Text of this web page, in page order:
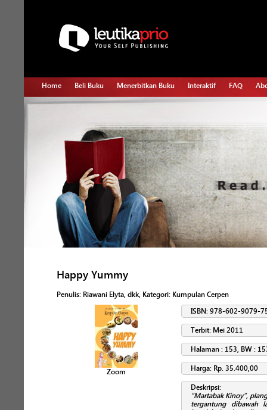
Home Beli Buku Menerbitkan Buku Interaktif FAQ
Happy Yummy
Penulis: Riawani Elyta, dkk, Kategori: Kumpulan Cerpen
Zoom
ISBN: 978-602-9079-
Terbit: Mei 2011
Halaman : 153, BW :
Harga: Rp. 35.400,00
Deskripsi:
“Martabak Kinoy”,
tergantung dibawah